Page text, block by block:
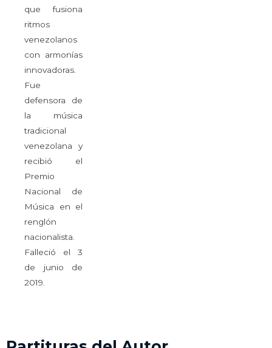
que fusiona
ritmos
venezolanos
con armonías
innovadoras.
Fue
defensora de
la música
tradicional
venezolana y
recibió el
Premio
Nacional de
Música en el
renglón
nacionalista.
Falleció el 3
de junio de
2019.